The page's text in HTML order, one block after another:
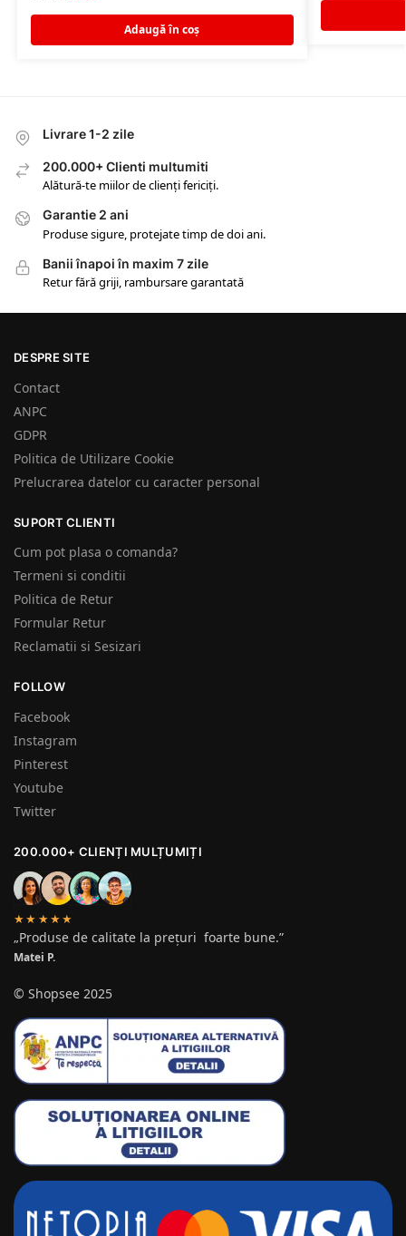
Adaugă în coș
Livrare 1-2 zile
200.000+ Clienti multumiti
Alătură-te miilor de clienți fericiți.
Garantie 2 ani
Produse sigure, protejate timp de doi ani.
Banii înapoi în maxim 7 zile
Retur fără griji, rambursare garantată
DESPRE SITE
Contact
ANPC
GDPR
Politica de Utilizare Cookie
Prelucrarea datelor cu caracter personal
SUPORT CLIENTI
Cum pot plasa o comanda?
Termeni si conditii
Politica de Retur
Formular Retur
Reclamatii si Sesizari
FOLLOW
Facebook
Instagram
Pinterest
Youtube
Twitter
200.000+ CLIENȚI MULȚUMIȚI
★★★★★
„Produse de calitate la prețuri foarte bune.”
Matei P.
© Shopsee 2025